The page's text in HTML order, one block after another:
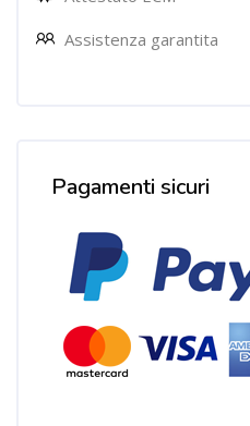
Assistenza garantita
Pagamenti sicuri